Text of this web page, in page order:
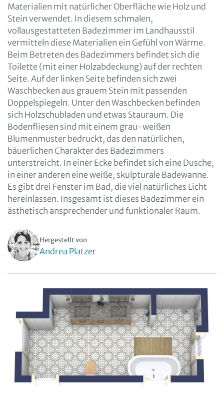
Materialien mit natürlicher Oberfläche wie Holz und
Stein verwendet. In diesem schmalen,
vollausgestatteten Badezimmer im Landhausstil
vermitteln diese Materialien ein Gefühl von Wärme.
Beim Betreten des Badezimmers befindet sich die
Toilette (mit einer Holzabdeckung) auf der rechten
Seite. Auf der linken Seite befinden sich zwei
Waschbecken aus grauem Stein mit passenden
Doppelspiegeln. Unter den Waschbecken befinden
sich Holzschubladen und etwas Stauraum. Die
Bodenfliesen sind mit einem grau-weißen
Blumenmuster bedruckt, das den natürlichen,
bäuerlichen Charakter des Badezimmers
unterstreicht. In einer Ecke befindet sich eine Dusche,
in einer anderen eine weiße, skulpturale Badewanne.
Es gibt drei Fenster im Bad, die viel natürliches Licht
hereinlassen. Insgesamt ist dieses Badezimmer ein
ästhetisch ansprechender und funktionaler Raum.
Hergestellt von
Andrea Platzer